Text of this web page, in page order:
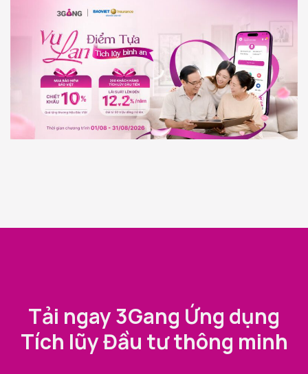
Tải ngay 3Gang Ứng dụng
Tích lũy Đầu tư thông minh